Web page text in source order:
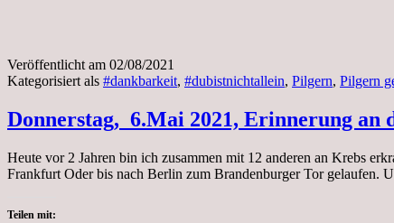
Veröffentlicht am 02/08/2021
Kategorisiert als #dankbarkeit, #dubistnichtallein, Pilgern, Pilgern
Donnerstag, 6.Mai 2021, Erinnerung an
Heute vor 2 Jahren bin ich zusammen mit 12 anderen an Krebs
Frankfurt Oder bis nach Berlin zum Brandenburger Tor
Teilen mit: